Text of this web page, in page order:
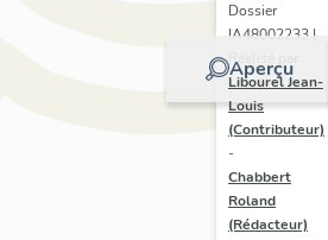
Aperçu
Dossier
IA48002233 |
Réalisé par
Libourel Jean-
Louis
(Contributeur)
-
Chabbert
Roland
(Rédacteur)